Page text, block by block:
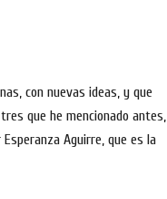
con nuevas ideas, y que
que he mencionado antes,
Aguirre, que es la